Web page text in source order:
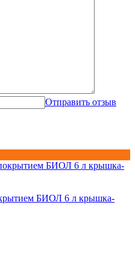
Отправить отзыв
БИОЛ 6 л крышка-